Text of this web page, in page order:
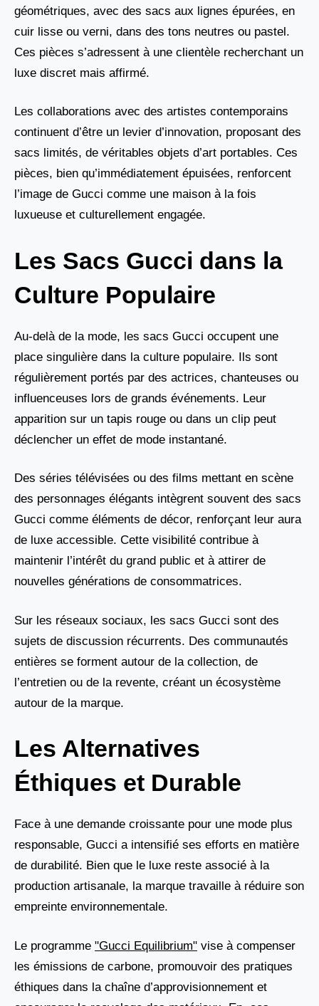
géométriques, avec des sacs aux lignes épurées, en
cuir lisse ou verni, dans des tons neutres ou pastel.
Ces pièces s’adressent à une clientèle recherchant un
luxe discret mais affirmé.
Les collaborations avec des artistes contemporains
continuent d’être un levier d’innovation, proposant des
sacs limités, de véritables objets d’art portables. Ces
pièces, bien qu’immédiatement épuisées, renforcent
l’image de Gucci comme une maison à la fois
luxueuse et culturellement engagée.
Les Sacs Gucci dans la
Culture Populaire
Au-delà de la mode, les sacs Gucci occupent une
place singulière dans la culture populaire. Ils sont
régulièrement portés par des actrices, chanteuses ou
influenceuses lors de grands événements. Leur
apparition sur un tapis rouge ou dans un clip peut
déclencher un effet de mode instantané.
Des séries télévisées ou des films mettant en scène
des personnages élégants intègrent souvent des sacs
Gucci comme éléments de décor, renforçant leur aura
de luxe accessible. Cette visibilité contribue à
maintenir l’intérêt du grand public et à attirer de
nouvelles générations de consommatrices.
Sur les réseaux sociaux, les sacs Gucci sont des
sujets de discussion récurrents. Des communautés
entières se forment autour de la collection, de
l’entretien ou de la revente, créant un écosystème
autour de la marque.
Les Alternatives
Éthiques et Durable
Face à une demande croissante pour une mode plus
responsable, Gucci a intensifié ses efforts en matière
de durabilité. Bien que le luxe reste associé à la
production artisanale, la marque travaille à réduire son
empreinte environnementale.
Le programme "Gucci Equilibrium" vise à compenser
les émissions de carbone, promouvoir des pratiques
éthiques dans la chaîne d’approvisionnement et